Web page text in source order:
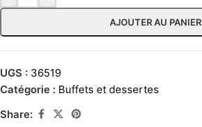
AJOUTER AU PANIER
UGS : 36519
Catégorie : Buffets et dessertes
Share: